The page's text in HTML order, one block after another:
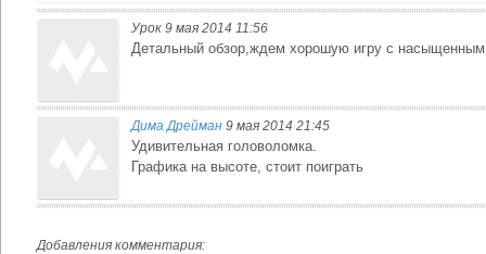
REPUBLIQUE ТО, ЧТО ТАК ДОЛГО ЖДАЛИ И СОБИРАЛИ МИРОМ!
Урок 9 мая 2014 11:56
Детальный обзор,ждем хорошую игру с
Дима Дрейман 9 мая 2014 21:45
Удивительная головоломка.
Графика на высоте, стоит поиграть
Добавления комментария: